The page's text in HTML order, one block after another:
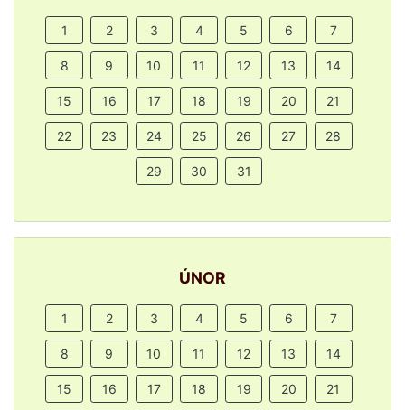
1 2 3 4 5 6 7
8 9 10 11 12 13 14
15 16 17 18 19 20 21
22 23 24 25 26 27 28
29 30 31
ÚNOR
1 2 3 4 5 6 7
8 9 10 11 12 13 14
15 16 17 18 19 20 21